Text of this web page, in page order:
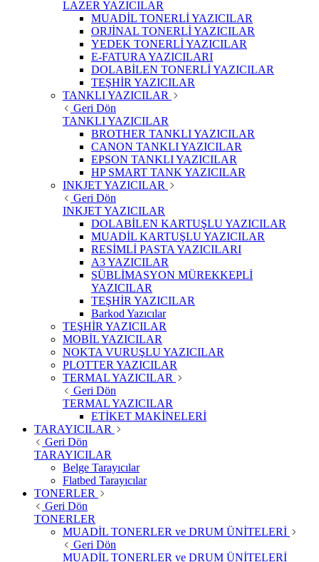
LAZER YAZICILAR
MUADİL TONERLİ YAZICILAR
ORJİNAL TONERLİ YAZICILAR
YEDEK TONERLİ YAZICILAR
E-FATURA YAZICILARI
DOLABİLEN TONERLİ YAZICILAR
TEŞHİR YAZICILAR
TANKLI YAZICILAR
Geri Dön
TANKLI YAZICILAR
BROTHER TANKLI YAZICILAR
CANON TANKLI YAZICILAR
EPSON TANKLI YAZICILAR
HP SMART TANK YAZICILAR
INKJET YAZICILAR
Geri Dön
INKJET YAZICILAR
DOLABİLEN KARTUŞLU YAZICILAR
MUADİL KARTUŞLU YAZICILAR
RESİMLİ PASTA YAZICILARI
A3 YAZICILAR
SÜBLİMASYON MÜREKKEPLİ
YAZICILAR
TEŞHİR YAZICILAR
Barkod Yazıcılar
TEŞHİR YAZICILAR
MOBİL YAZICILAR
NOKTA VURUŞLU YAZICILAR
PLOTTER YAZICILAR
TERMAL YAZICILAR
Geri Dön
TERMAL YAZICILAR
ETİKET MAKİNELERİ
TARAYICILAR
Geri Dön
TARAYICILAR
Belge Tarayıcılar
Flatbed Tarayıcılar
TONERLER
Geri Dön
TONERLER
MUADİL TONERLER ve DRUM ÜNİTELERİ
Geri Dön
MUADİL TONERLER ve DRUM ÜNİTELERİ